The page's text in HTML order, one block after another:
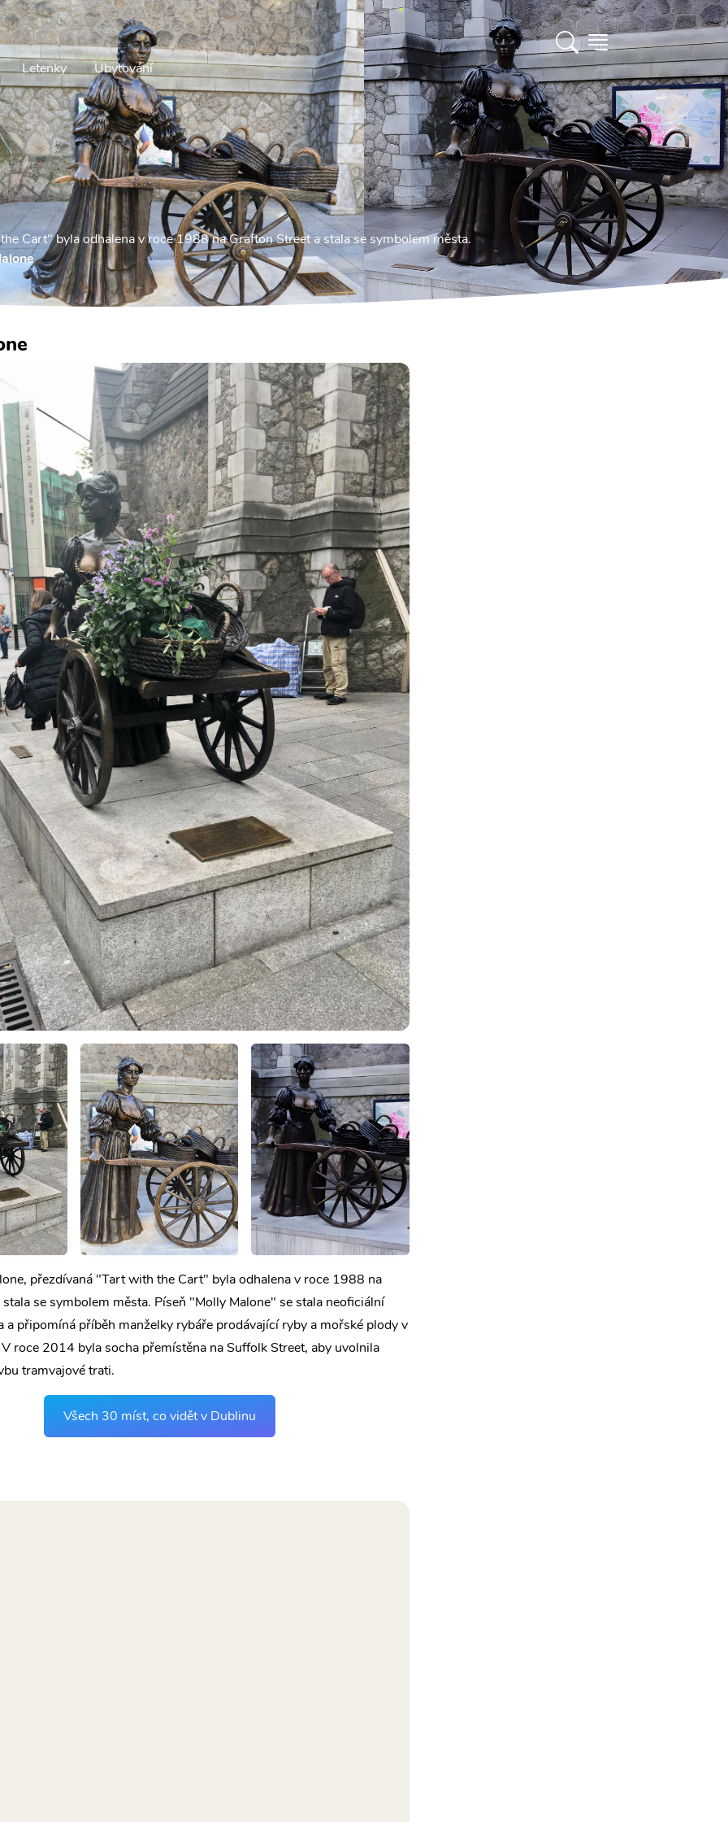
Letenky Ubytování
Cart" byla odhalena v roce 1988 na Grafton Street a stala se symbolem města.
přezdívaná "Tart with the Cart" byla odhalena v roce 1988 na
se symbolem města. Píseň "Molly Malone" se stala neoficiální
a připomíná příběh manželky rybáře prodávající ryby a mořské plody v
roce 2014 byla socha přemístěna na Suffolk Street, aby uvolnila
tramvajové trati.
Všech 30 míst, co vidět v Dublinu